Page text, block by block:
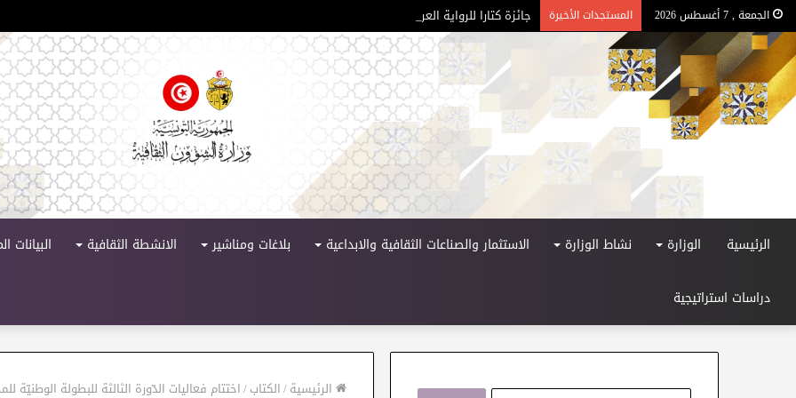
الجمعة , 7 أغسطس 2026 المستجدات الأخيرة جائزة كتارا للرواية العربية – الدورة 11
الرئيسية الوزارة نشاط الوزارة الاستثمار والصناعات الثقافية والابداعية بلاغات ومناشير الانشطة الثقافية البيانات
دراسات استراتيجية
الرئيسية/الكتاب/اختتام فعاليات الدّورة الثالثة للبطولة الوطنيّة